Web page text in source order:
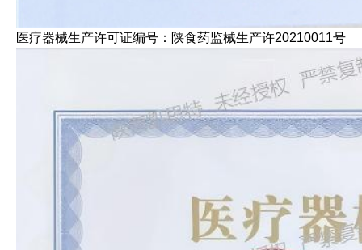
医疗器械生产许可证编号：陕食药监械生产许20210011号